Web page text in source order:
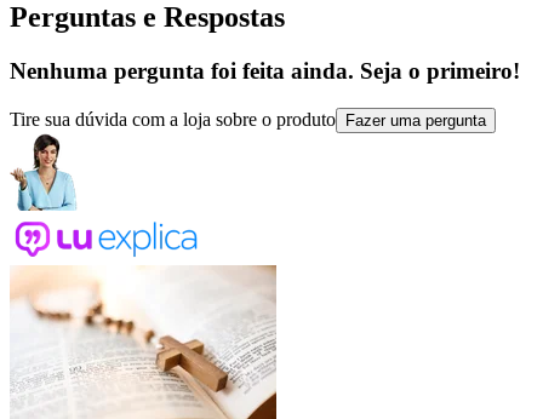
Perguntas e Respostas
Nenhuma pergunta foi feita ainda. Seja o primeiro!
Tire sua dúvida com a loja sobre o produto Fazer uma pergunta